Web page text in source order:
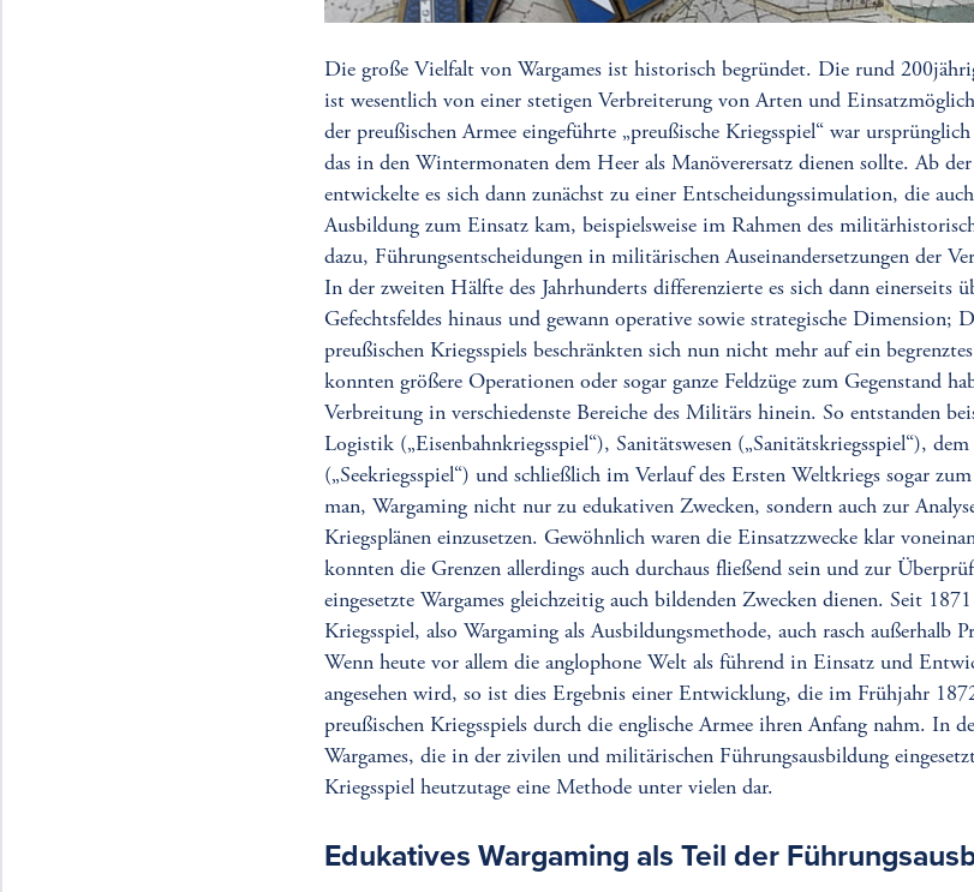
Die große Vielfalt von Wargames ist historisch begründet. Die rund
ist wesentlich von einer stetigen Verbreiterung von Arten und
der preußischen Armee eingeführte „preußische Kriegsspiel“ war
das in den Wintermonaten dem Heer als Manöverersatz dienen sollte. Ab
entwickelte es sich dann zunächst zu einer Entscheidungssimulation, die
Ausbildung zum Einsatz kam, beispielsweise im Rahmen des
dazu, Führungsentscheidungen in militärischen Auseinandersetzungen der
In der zweiten Hälfte des Jahrhunderts differenzierte es sich dann einerseits
Gefechtsfeldes hinaus und gewann operative sowie strategische Dimension;
preußischen Kriegsspiels beschränkten sich nun nicht mehr auf ein
konnten größere Operationen oder sogar ganze Feldzüge zum Gegenstand
Verbreitung in verschiedenste Bereiche des Militärs hinein. So entstanden
Logistik („Eisenbahnkriegsspiel“), Sanitätswesen („Sanitätskriegsspiel“),
(„Seekriegsspiel“) und schließlich im Verlauf des Ersten Weltkriegs sogar
man, Wargaming nicht nur zu edukativen Zwecken, sondern auch zur
Kriegsplänen einzusetzen. Gewöhnlich waren die Einsatzzwecke klar
konnten die Grenzen allerdings auch durchaus fließend sein und zur
eingesetzte Wargames gleichzeitig auch bildenden Zwecken dienen. Seit
Kriegsspiel, also Wargaming als Ausbildungsmethode, auch rasch außerhalb
Wenn heute vor allem die anglophone Welt als führend in Einsatz und
angesehen wird, so ist dies Ergebnis einer Entwicklung, die im Frühjahr
preußischen Kriegsspiels durch die englische Armee ihren Anfang nahm. In
Wargames, die in der zivilen und militärischen Führungsausbildung
Kriegsspiel heutzutage eine Methode unter vielen dar.
Edukatives Wargaming als Teil der